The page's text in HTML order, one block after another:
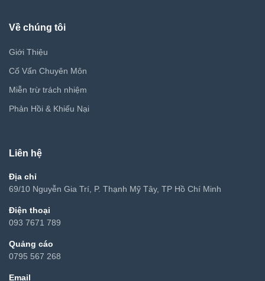
Về chúng tôi
Giới Thiệu
Cố Vấn Chuyên Môn
Miễn trừ trách nhiệm
Phản Hồi & Khiếu Nại
Liên hệ
Địa chỉ
69/10 Nguyễn Gia Trí, P. Thạnh Mỹ Tây, TP Hồ Chí Minh
Điện thoại
093 7671 789
Quảng cáo
0795 567 268
Email